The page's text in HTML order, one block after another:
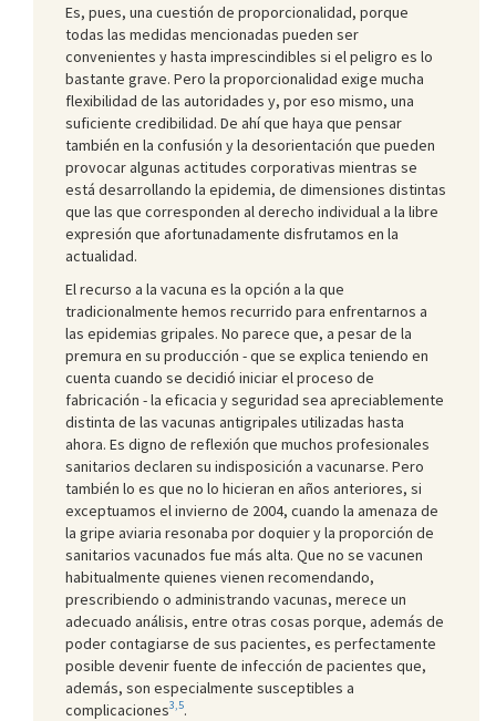
Es, pues, una cuestión de proporcionalidad, porque
todas las medidas mencionadas pueden ser
convenientes y hasta imprescindibles si el peligro es lo
bastante grave. Pero la proporcionalidad exige mucha
flexibilidad de las autoridades y, por eso mismo, una
suficiente credibilidad. De ahí que haya que pensar
también en la confusión y la desorientación que pueden
provocar algunas actitudes corporativas mientras se
está desarrollando la epidemia, de dimensiones distintas
que las que corresponden al derecho individual a la libre
expresión que afortunadamente disfrutamos en la
actualidad.
El recurso a la vacuna es la opción a la que
tradicionalmente hemos recurrido para enfrentarnos a
las epidemias gripales. No parece que, a pesar de la
premura en su producción - que se explica teniendo en
cuenta cuando se decidió iniciar el proceso de
fabricación - la eficacia y seguridad sea apreciablemente
distinta de las vacunas antigripales utilizadas hasta
ahora. Es digno de reflexión que muchos profesionales
sanitarios declaren su indisposición a vacunarse. Pero
también lo es que no lo hicieran en años anteriores, si
exceptuamos el invierno de 2004, cuando la amenaza de
la gripe aviaria resonaba por doquier y la proporción de
sanitarios vacunados fue más alta. Que no se vacunen
habitualmente quienes vienen recomendando,
prescribiendo o administrando vacunas, merece un
adecuado análisis, entre otras cosas porque, además de
poder contagiarse de sus pacientes, es perfectamente
posible devenir fuente de infección de pacientes que,
además, son especialmente susceptibles a
complicaciones3,5.